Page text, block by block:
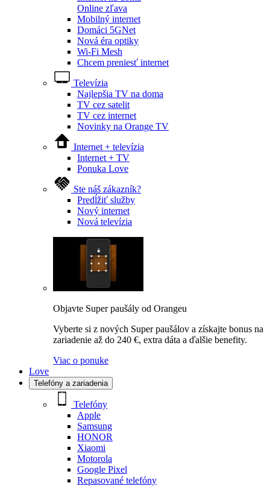
Online zľava
Mobilný internet
Domáci 5GNet
Nová éra optiky
Wi-Fi Mesh
Chcem preniesť internet
Televízia
Najlepšia TV na doma
TV cez satelit
TV cez internet
Novinky na Orange TV
Internet + televízia
Internet + TV
Ponuka Love
Ste náš zákazník?
Predĺžiť služby
Nový internet
Nová televízia
Objavte Super paušály od Orangeu
Vyberte si z nových Super paušálov a získajte bonus na
zariadenie až do 240 €, extra dáta a ďalšie benefity.
Viac o ponuke
Love
Telefóny a zariadenia
Telefóny
Apple
Samsung
HONOR
Xiaomi
Motorola
Google Pixel
Repasované telefóny